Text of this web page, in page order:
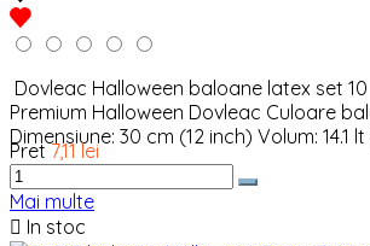
Dovleac Halloween baloane latex set
Premium Halloween Dovleac Culoare
Dimensiune: 30 cm (12 inch) Volum: 14.1 lt
Pret 7,11 lei
Mai multe
 In stoc